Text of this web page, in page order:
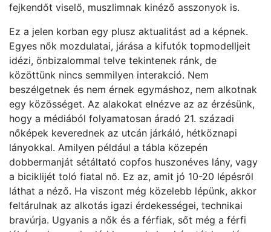
fejkendőt viselő, muszlimnak kinéző asszonyok is.
Ez a jelen korban egy plusz aktualitást ad a képnek.
Egyes nők mozdulatai, járása a kifutók topmodelljeit
idézi, önbizalommal telve tekintenek ránk, de
közöttünk nincs semmilyen interakció. Nem
beszélgetnek és nem érnek egymáshoz, nem alkotnak
egy közösséget. Az alakokat elnézve az az érzésünk,
hogy a médiából folyamatosan áradó 21. századi
nőképek keverednek az utcán járkáló, hétköznapi
lányokkal. Amilyen például a tábla közepén
dobbermanját sétáltató copfos huszonéves lány, vagy
a biciklijét toló fiatal nő. Ez az, amit jó 10-20 lépésről
láthat a néző. Ha viszont még közelebb lépünk, akkor
feltárulnak az alkotás igazi érdekességei, technikai
bravúrja. Ugyanis a nők és a férfiak, sőt még a férfi